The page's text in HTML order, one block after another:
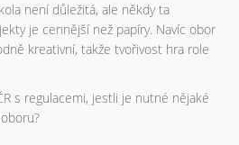
není důležitá, ale někdy ta
je cennější než papíry. Navíc obor
kreativní, takže tvořivost hra role
s regulacemi, jestli je nutné nějaké